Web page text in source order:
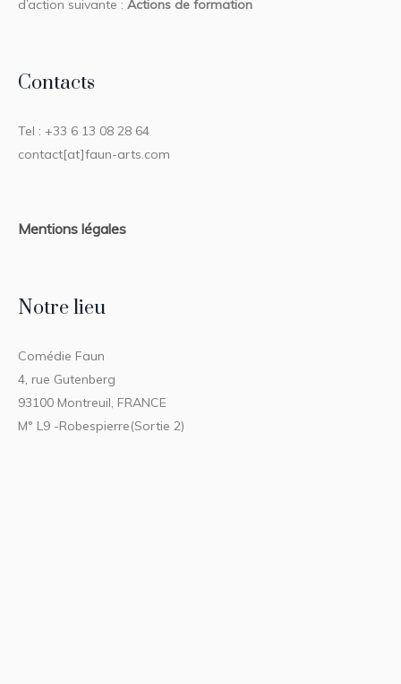
d’action suivante :Actions de formation
Contacts
Tel : +33 6 13 08 28 64
contact[at]faun-arts.com
Mentions légales
Notre lieu
Comédie Faun
4, rue Gutenberg
93100 Montreuil, FRANCE
M° L9 -Robespierre(Sortie 2)